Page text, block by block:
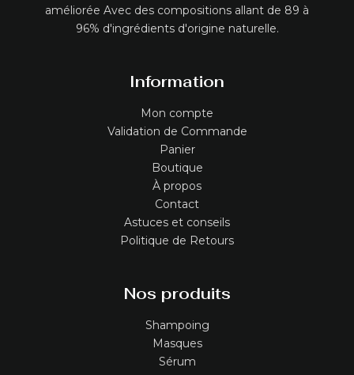
améliorée Avec des compositions allant de 89 à
96% d'ingrédients d'origine naturelle.
Information
Mon compte
Validation de Commande
Panier
Boutique
À propos
Contact
Astuces et conseils
Politique de Retours
Nos produits
Shampoing
Masques
Sérum